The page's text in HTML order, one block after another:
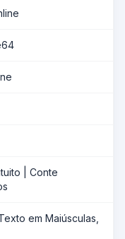
| Conte
em Maiúsculas,